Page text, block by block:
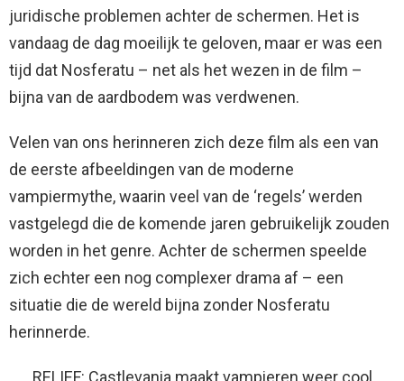
juridische problemen achter de schermen. Het is
vandaag de dag moeilijk te geloven, maar er was een
tijd dat Nosferatu – net als het wezen in de film –
bijna van de aardbodem was verdwenen.
Velen van ons herinneren zich deze film als een van
de eerste afbeeldingen van de moderne
vampiermythe, waarin veel van de ‘regels’ werden
vastgelegd die de komende jaren gebruikelijk zouden
worden in het genre. Achter de schermen speelde
zich echter een nog complexer drama af – een
situatie die de wereld bijna zonder Nosferatu
herinnerde.
RELIEF: Castlevania maakt vampieren weer cool